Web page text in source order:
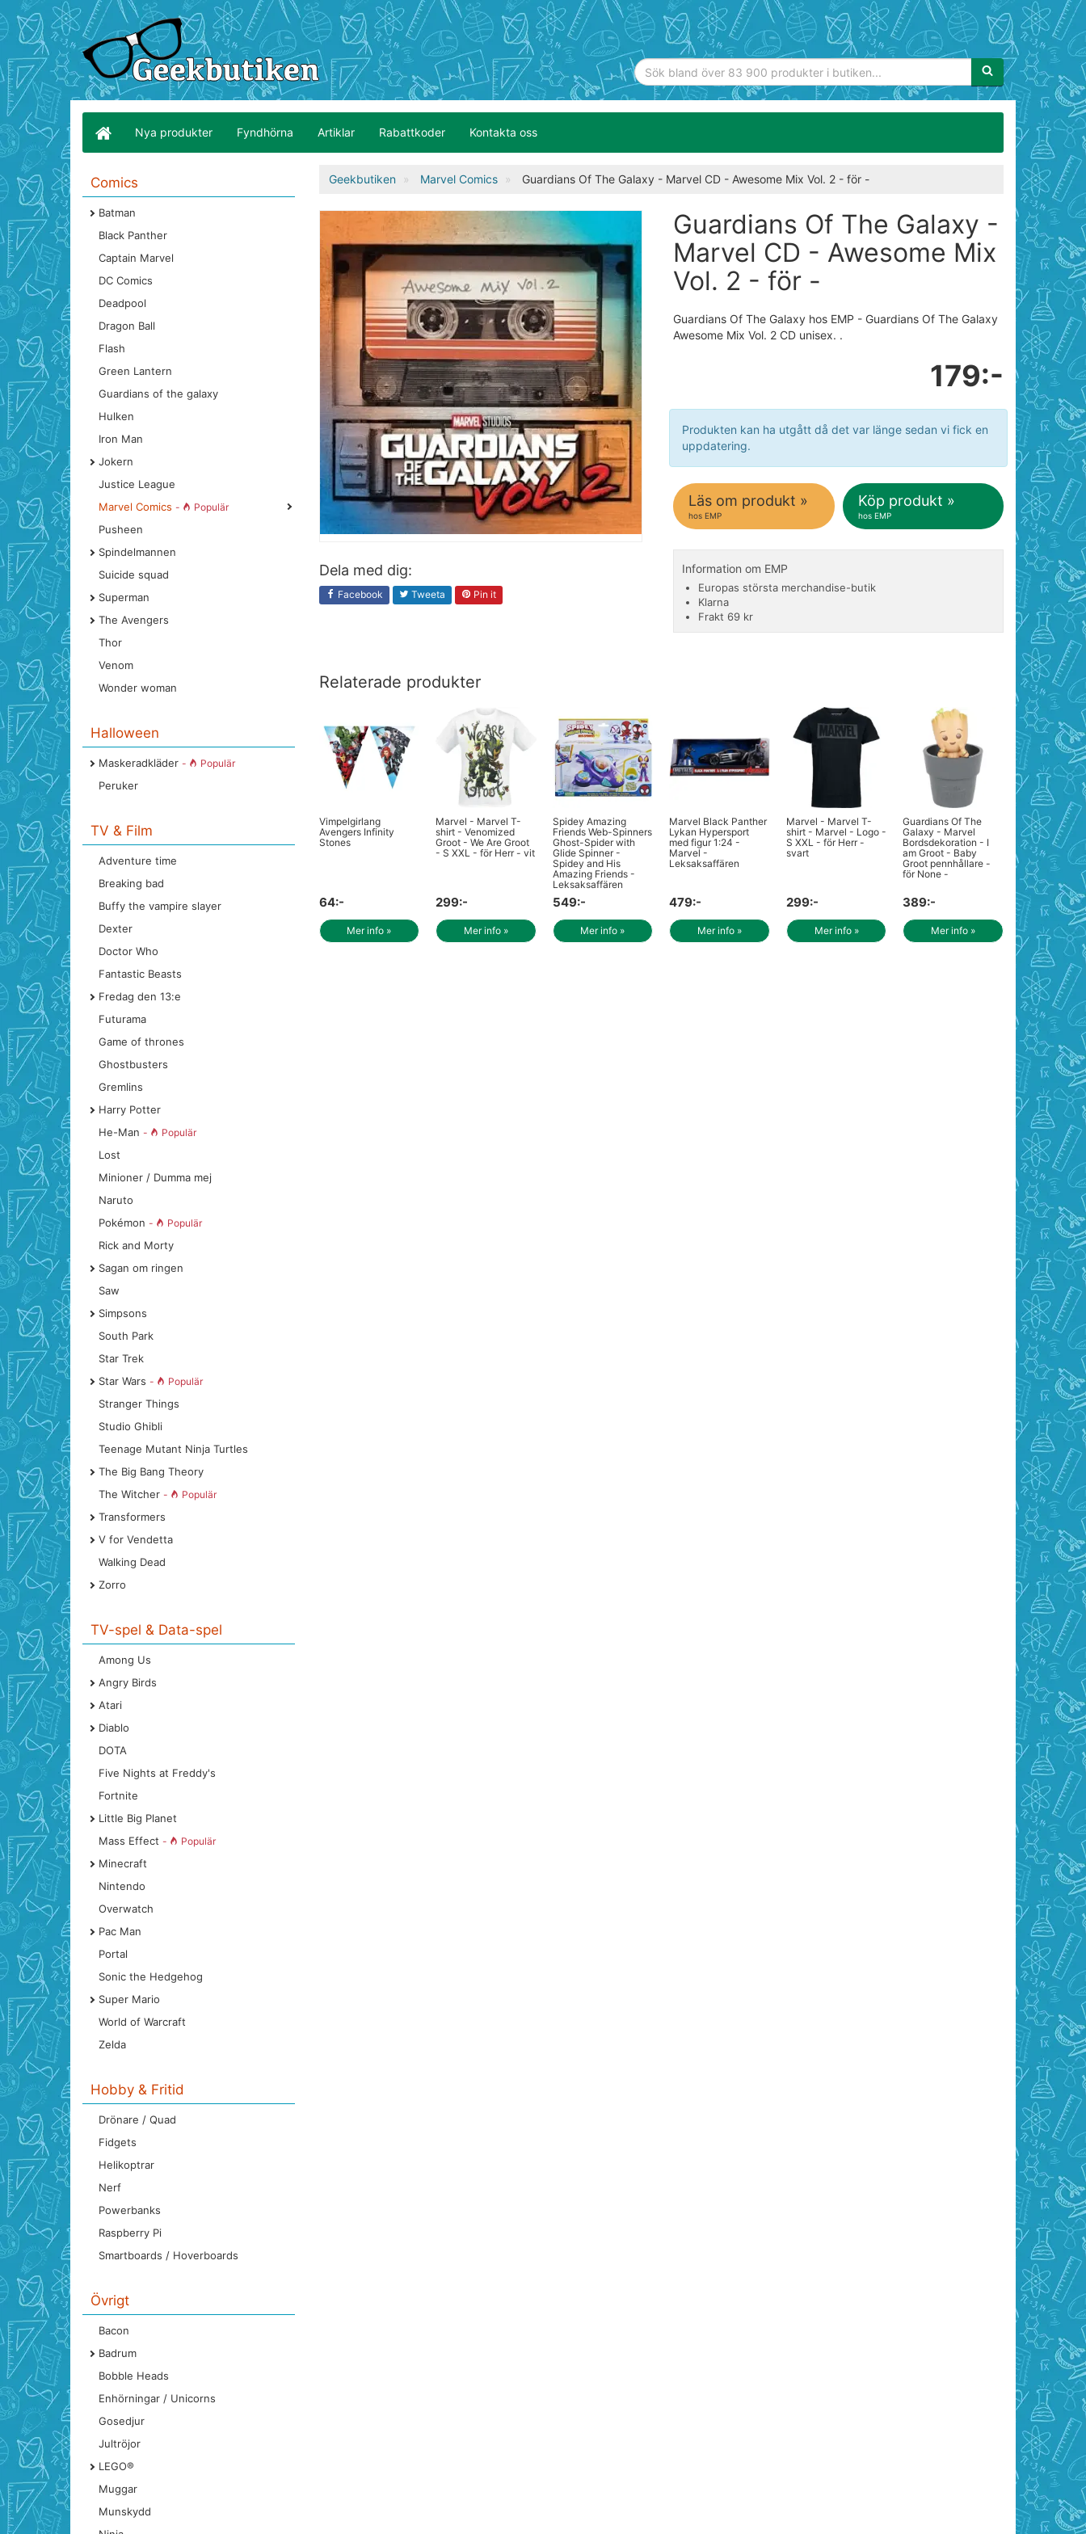
Sökfras:
Nya produkter Fyndhörna Artiklar Rabattkoder Kontakta oss
Comics
Batman
Black Panther
Captain Marvel
DC Comics
Deadpool
Dragon Ball
Flash
Green Lantern
Guardians of the galaxy
Hulken
Iron Man
Jokern
Justice League
Marvel Comics - Populär
Pusheen
Spindelmannen
Suicide squad
Superman
The Avengers
Thor
Venom
Wonder woman
Halloween
Maskeradkläder - Populär
Peruker
TV & Film
Adventure time
Breaking bad
Buffy the vampire slayer
Dexter
Doctor Who
Fantastic Beasts
Fredag den 13:e
Futurama
Game of thrones
Ghostbusters
Gremlins
Harry Potter
He-Man - Populär
Lost
Minioner / Dumma mej
Naruto
Pokémon - Populär
Rick and Morty
Sagan om ringen
Saw
Simpsons
South Park
Star Trek
Star Wars - Populär
Stranger Things
Studio Ghibli
Teenage Mutant Ninja Turtles
The Big Bang Theory
The Witcher - Populär
Transformers
V for Vendetta
Walking Dead
Zorro
TV-spel & Data-spel
Among Us
Angry Birds
Atari
Diablo
DOTA
Five Nights at Freddy's
Fortnite
Little Big Planet
Mass Effect - Populär
Minecraft
Nintendo
Overwatch
Pac Man
Portal
Sonic the Hedgehog
Super Mario
World of Warcraft
Zelda
Hobby & Fritid
Drönare / Quad
Fidgets
Helikoptrar
Nerf
Powerbanks
Raspberry Pi
Smartboards / Hoverboards
Övrigt
Bacon
Badrum
Bobble Heads
Enhörningar / Unicorns
Gosedjur
Jultröjor
LEGO®
Muggar
Munskydd
Geekbutiken Marvel Comics Guardians Of The Galaxy - Marvel CD - Awesome Mix Vol. 2 - för -
Dela med dig:
Facebook Tweeta Pin it
Guardians Of The Galaxy -
Marvel CD - Awesome Mix
Vol. 2 - för -
Guardians Of The Galaxy hos EMP - Guardians Of The Galaxy
Awesome Mix Vol. 2 CD unisex. .
179:-
Produkten kan ha utgått då det var länge sedan vi fick en
uppdatering.
Läs om produkt »
hos EMP
Köp produkt »
hos EMP
Information om EMP
Europas största merchandise-butik
Klarna
Frakt 69 kr
Relaterade produkter
Vimpelgirlang
Avengers Infinity
Stones
64:-
Mer info »
Marvel - Marvel T-
shirt - Venomized
Groot - We Are Groot
- S XXL - för Herr - vit
299:-
Mer info »
Spidey Amazing
Friends Web-Spinners
Ghost-Spider with
Glide Spinner -
Spidey and His
Amazing Friends -
Leksaksaffären
549:-
Mer info »
Marvel Black Panther
Lykan Hypersport
med figur 1:24 -
Marvel -
Leksaksaffären
479:-
Mer info »
Marvel - Marvel T-
shirt - Marvel - Logo -
S XXL - för Herr -
svart
299:-
Mer info »
Guardians Of The
Galaxy - Marvel
Bordsdekoration - I
am Groot - Baby
Groot pennhållare -
för None -
389:-
Mer info »